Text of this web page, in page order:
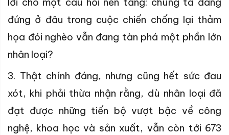
đứng ở đâu trong cuộc chiến chống lại thảm
họa đói nghèo vẫn đang tàn phá một phần lớn
nhân loại?
3. Thật chính đáng, nhưng cũng hết sức đau
xót, khi phải thừa nhận rằng, dù nhân loại đã
đạt được những tiến bộ vượt bậc về công
nghệ, khoa học và sản xuất, vẫn còn tới 673